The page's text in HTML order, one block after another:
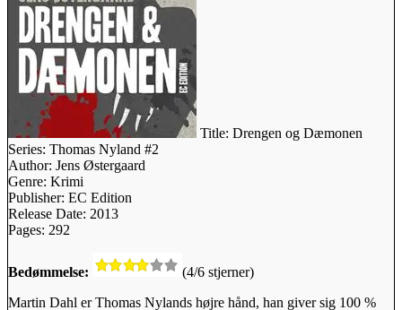
Title: Drengen og Dæmonen
Series: Thomas Nyland #2
Author: Jens Østergaard
Genre: Krimi
Publisher: EC Edition
Release Date: 2013
Pages: 292
Bedømmelse:
(4/6 stjerner)
Martin Dahl er Thomas Nylands højre hånd, han giver sig 100 %